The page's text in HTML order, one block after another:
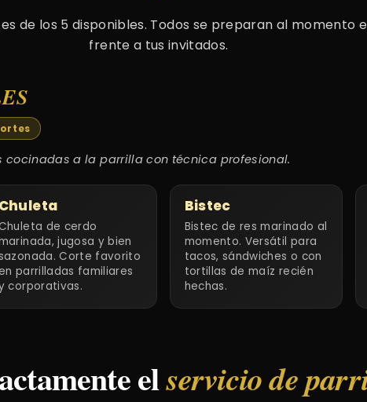
de los 5 disponibles. Todos se preparan al momento
frente a tus invitados.
cocinadas a la parrilla con técnica profesional.
Chuleta
de cerdo
jugosa y bien
Corte favorito
parrilladas familiares
corporativas.
Bistec
Bistec de res marinado al
momento. Versátil para
tacos, sándwiches o con
tortillas de maíz recién
hechas.
elservicio de